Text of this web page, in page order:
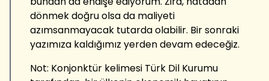
dönmek doğru olsa da maliyeti
azımsanmayacak tutarda olabilir. Bir sonraki
yazımıza kaldığımız yerden devam edeceğiz.
Not: Konjonktür kelimesi Türk Dil Kurumu